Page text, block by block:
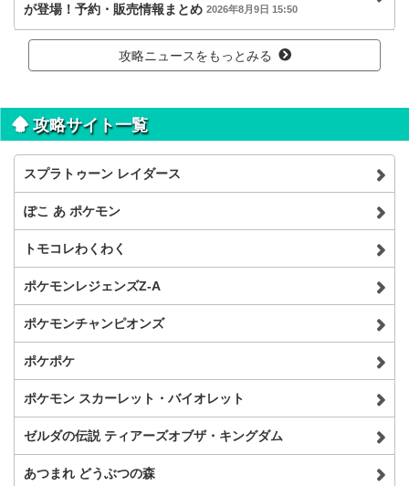
が登場！予約・販売情報まとめ 2026年8月9日 15:50
攻略ニュースをもっとみる
攻略サイト一覧
スプラトゥーン レイダース
ぽこ あ ポケモン
トモコレわくわく
ポケモンレジェンズZ-A
ポケモンチャンピオンズ
ポケポケ
ポケモン スカーレット・バイオレット
ゼルダの伝説 ティアーズオブザ・キングダム
あつまれ どうぶつの森